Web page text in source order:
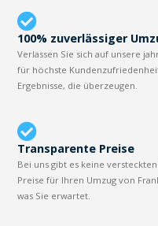
100% zuverlässiger
Verlassen Sie sich auf unsere
für höchste
Ergebnisse, die überzeugen.
Transparente Preise
Bei uns gibt es keine
Preise für Ihren Umzug von
was Sie erwartet.